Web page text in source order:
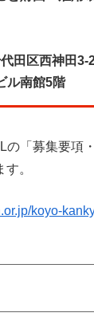
田区西神田3-
ル南館5階
の「募集要項
。
koyo-